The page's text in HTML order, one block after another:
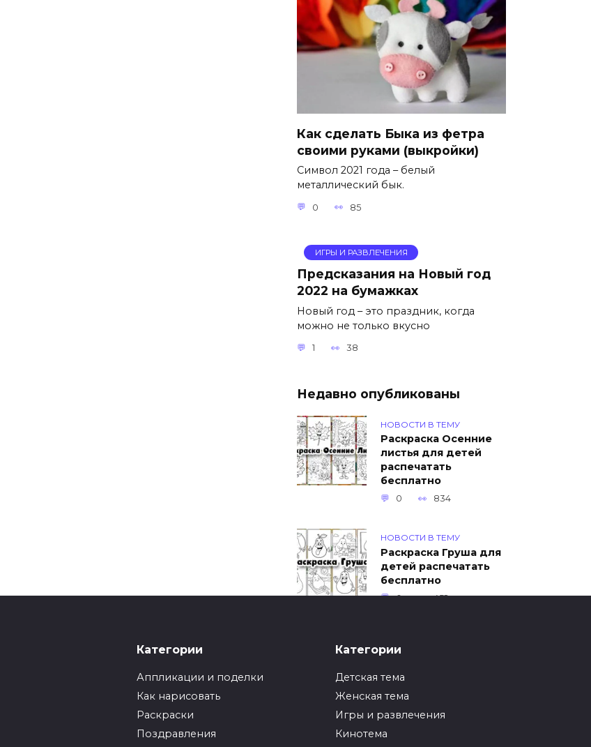
Как сделать Быка из фетра
своими руками (выкройки)
Символ 2021 года – белый
металлический бык.
0 85
ИГРЫ И РАЗВЛЕЧЕНИЯ
Предсказания на Новый год
2022 на бумажках
Новый год – это праздник, когда
можно не только вкусно
1 38
Недавно опубликованы
НОВОСТИ В ТЕМУ
Раскраска Осенние
листья для детей
распечатать
бесплатно
0 834
НОВОСТИ В ТЕМУ
Раскраска Груша для
детей распечатать
бесплатно
0 452
Как упаковать вещи
0
Как вырастить ананас
Категории
Аппликации и поделки
Как нарисовать
Раскраски
Поздравления
Категории
Детская тема
Женская тема
Игры и развлечения
Кинотема